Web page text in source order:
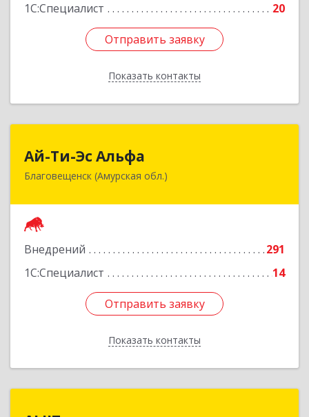
1С:Специалист
20
Отправить заявку
Показать контакты
Отправить заявку
Назад
Ай-Ти-Эс Альфа
Благовещенск (Амурская обл.)
Внедрений
291
1С:Специалист
14
Отправить заявку
Показать контакты
675000, Амурская обл, Благовещенск г, Зейская
Отправить заявку
Назад